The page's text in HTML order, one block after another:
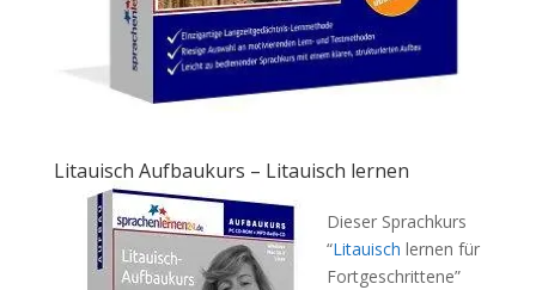
Litauisch Aufbaukurs – Litauisch lernen
Dieser Sprachkurs
“Litauisch lernen für
Fortgeschrittene”